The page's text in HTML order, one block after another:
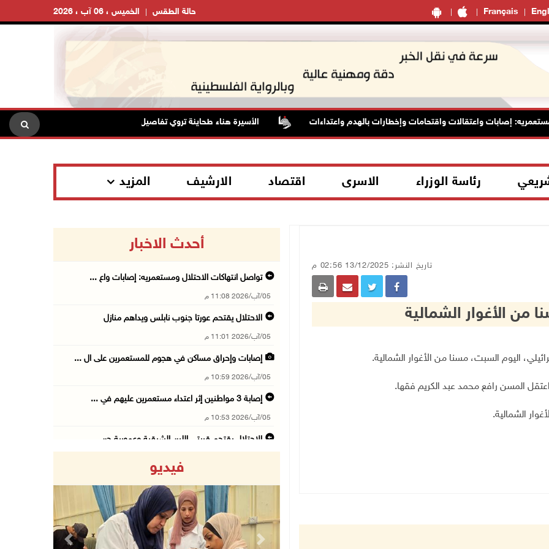
Français الخميس ، 06 آب ، 2026 حالة الطقس
إصابات واعتقالات واقتحامات وإخطارات بالهدم واعتداءات الأسيرة هناء طحاينة تروي تفاصيل اعتقالها: حُرمت من وداع أطفالها وتعرضت
رئاسة الوزراء الاسرى اقتصاد الارشيف المزيد
تاريخ النشر: 13/12/2025 02:56 م
من الأغوار الشمالية
.
المسن رافع محمد عبد الكريم فقها.
الشمالية.
أحدث الاخبار
تواصل انتهاكات الاحتلال ومستعمريه: إصابات واع ...
05/آب/2026 11:08 م
الاحتلال يقتحم عورتا جنوب نابلس ويداهم منازل
05/آب/2026 11:01 م
إصابات وإحراق مساكن في هجوم للمستعمرين على ال ...
05/آب/2026 10:59 م
إصابة 3 مواطنين إثر اعتداء مستعمرين عليهم في ...
05/آب/2026 10:53 م
الاحتلال يقتحم قريتي اللبن الشرقية وعمورية جن ...
مستعمرون يقتحمون بيت فجار جنوب بيت لحم
05/آب/2026 10:19 م
فيديو
Previous Next